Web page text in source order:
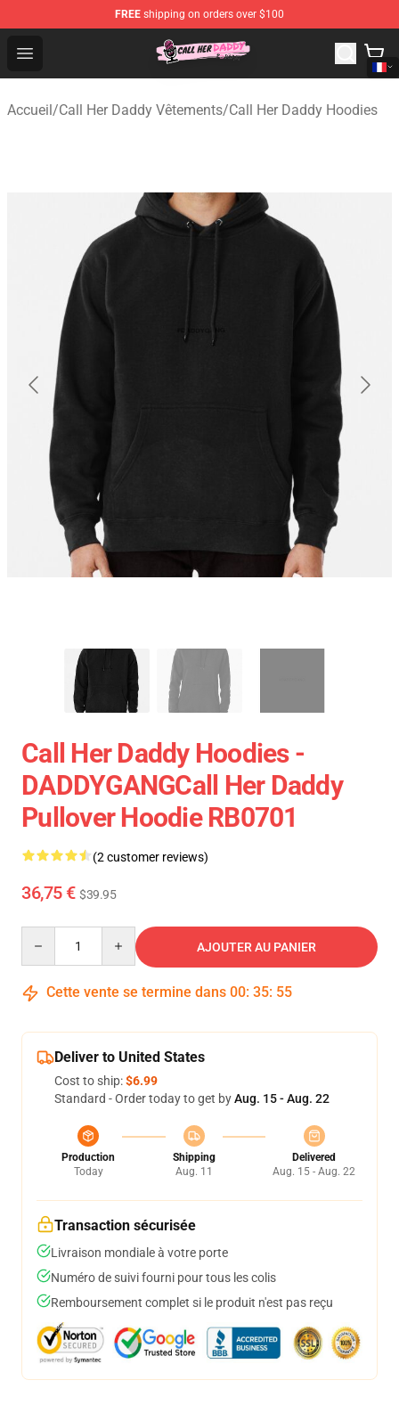
FREE shipping on orders over $100
Open menu
Call Her Daddy Store - Official Call Her Daddy
Accueil/Call Her Daddy Vêtements/Call Her Daddy Hoodies
Call Her Daddy Hoodies -
DADDYGANGCall Her Daddy
Pullover Hoodie RB0701
(2 customer reviews)
36,75 € $39.95
AJOUTER AU PANIER
Cette vente se termine dans 00: 35: 54
Deliver to United States
Cost to ship:$6.99
Standard - Order today to get byAug. 15 - Aug. 22
Production
Today
Shipping
Aug. 11
Delivered
Aug. 15 - Aug. 22
Transaction sécurisée
Livraison mondiale à votre porte
Numéro de suivi fourni pour tous les colis
Remboursement complet si le produit n'est pas reçu